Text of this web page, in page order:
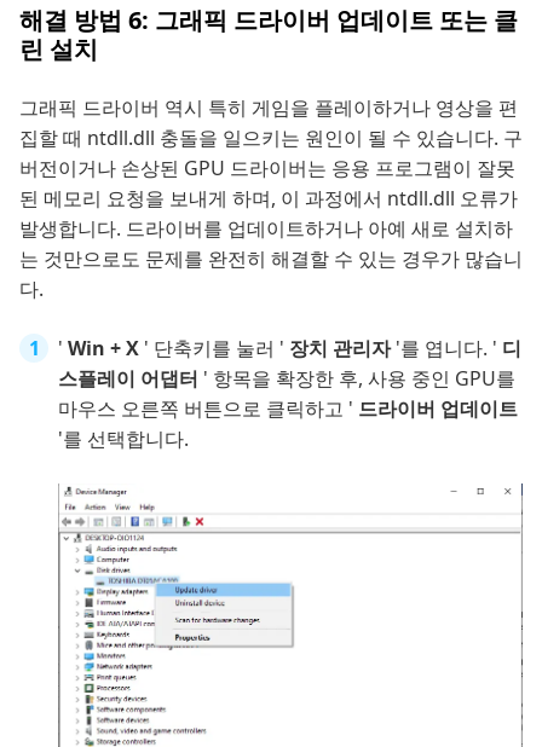
해결 방법 6: 그래픽 드라이버 업데이트 또는 클
린 설치
그래픽 드라이버 역시 특히 게임을 플레이하거나 영상을 편
집할 때 ntdll.dll 충돌을 일으키는 원인이 될 수 있습니다. 구
버전이거나 손상된 GPU 드라이버는 응용 프로그램이 잘못
된 메모리 요청을 보내게 하며, 이 과정에서 ntdll.dll 오류가
발생합니다. 드라이버를 업데이트하거나 아예 새로 설치하
는 것만으로도 문제를 완전히 해결할 수 있는 경우가 많습니
다.
' Win + X ' 단축키를 눌러 ' 장치 관리자'를 엽니다. ' 디
스플레이 어댑터 ' 항목을 확장한 후, 사용 중인 GPU를
마우스 오른쪽 버튼으로 클릭하고 ' 드라이버 업데이트
'를 선택합니다.